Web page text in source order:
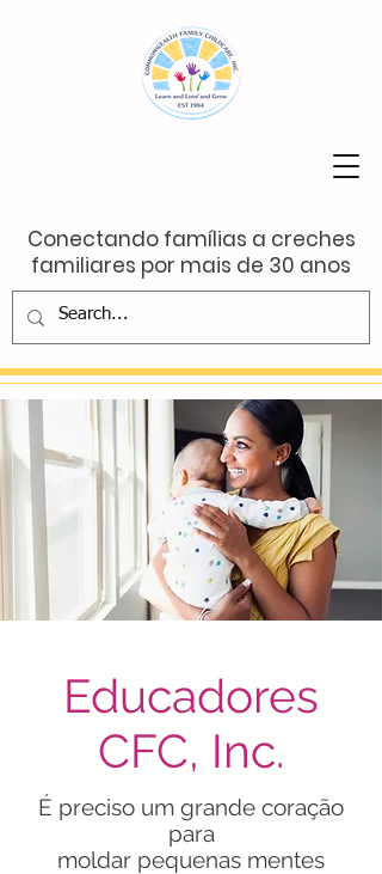
Conectando famílias a creches
familiares por mais de 30 anos
É preciso um grande coração
para
moldar pequenas mentes
Educadores
CFC, Inc.